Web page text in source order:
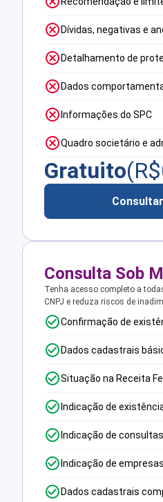
Dívidas, negativas e
Detalhamento de
Dados
Informações do SPC
Quadro societário e
Gratuito(R$
Consulta Sob
Tenha acesso completo a
CNPJ e reduza riscos de
Confirmação de
Dados cadastrais
Situação na Receita
Indicação de
Indicação de
Indicação de
Dados cadastrais